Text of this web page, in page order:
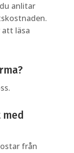
anlitar
läsa
från